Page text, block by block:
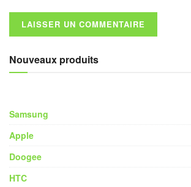
Nouveaux produits
Samsung
Apple
Doogee
HTC